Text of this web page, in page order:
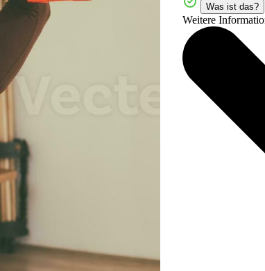
Was ist das?
Weitere